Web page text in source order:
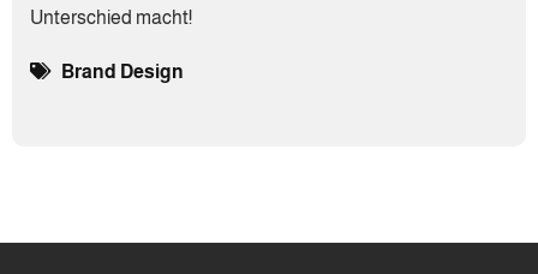
Unterschied macht!
Brand Design